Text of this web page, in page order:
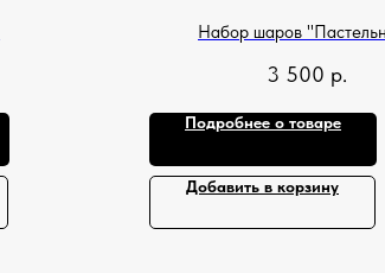
Набор шаров
3 500 р.
Подробнее о товаре
Добавить в корзину